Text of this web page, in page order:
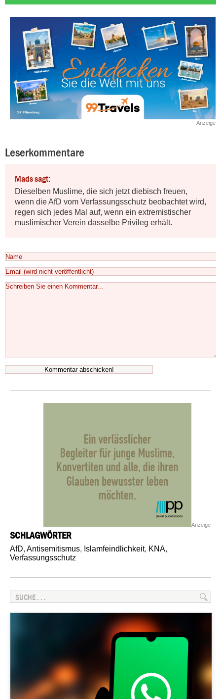
Anzeige
Leserkommentare
Mads sagt:
Dieselben Muslime, die sich jetzt diebisch freuen,
wenn die AfD vom Verfassungsschutz beobachtet wird,
regen sich jedes Mal auf, wenn ein extremistischer
muslimischer Verein dasselbe Privileg erhält.
Anzeige
SCHLAGWÖRTER
AfD, Antisemitismus, Islamfeindlichkeit, KNA,
Verfassungsschutz